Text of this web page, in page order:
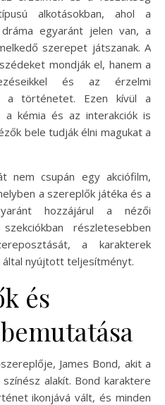
alkotásokban, ahol a
egyaránt jelen van, a
szerepet játszanak. A
mondják el, hanem a
és az érzelmi
a történetet. Ezen kívül a
a kémia és az interakciók is
bele tudják élni magukat a
nem csupán egy akciófilm,
a szereplők játéka és a
hozzájárul a nézői
részletesebben
a karakterek
nyújtott teljesítményt.
és
James Bond, akit a
alakít. Bond karaktere
ikonjává vált, és minden